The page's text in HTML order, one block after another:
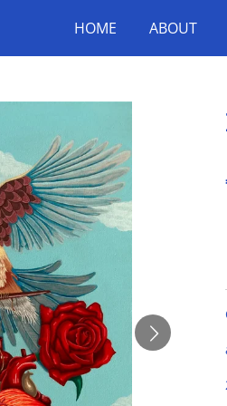
HOME ABOUT